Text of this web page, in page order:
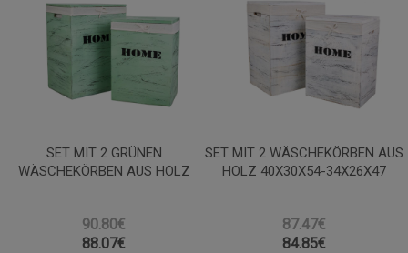
SET MIT 2 GRÜNEN
WÄSCHEKÖRBEN AUS HOLZ
90.80€
88.07€
SET MIT 2 WÄSCHEKÖRBEN AUS
HOLZ 40X30X54-34X26X47
87.47€
84.85€